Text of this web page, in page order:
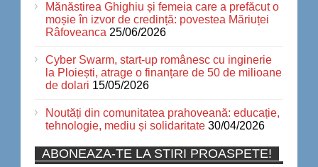
Mănăstirea Ghighiu și femeia care a prefăcut o
moșie în izvor de credință: povestea Măriuței
Râfoveanca 25/06/2026
Cyber Swarm, start-up românesc cu inginerie
la Ploiești, atrage o finanțare de 50 de milioane
de dolari 15/05/2026
Noutăți din comunitatea prahoveană: educație,
tehnologie, mediu și solidaritate 30/04/2026
ABONEAZA-TE LA STIRI PROASPETE!